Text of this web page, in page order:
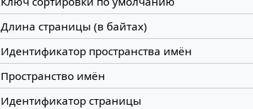
Длина страницы (в байтах)
Идентификатор пространства имён
Пространство имён
Идентификатор страницы